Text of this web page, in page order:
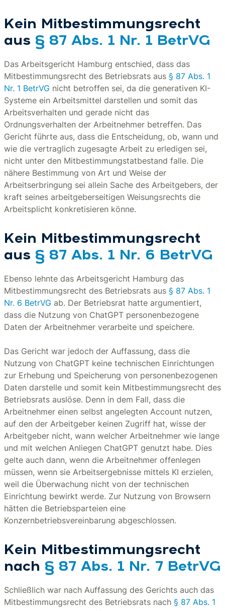
Kein Mitbestimmungsrecht
aus § 87 Abs. 1 Nr. 1 BetrVG
Das Arbeitsgericht Hamburg entschied, dass das
Mitbestimmungsrecht des Betriebsrats aus § 87 Abs. 1
Nr. 1 BetrVG nicht betroffen sei, da die generativen KI-
Systeme ein Arbeitsmittel darstellen und somit das
Arbeitsverhalten und gerade nicht das
Ordnungsverhalten der Arbeitnehmer betreffen. Das
Gericht führte aus, dass die Entscheidung, ob, wann und
wie die vertraglich zugesagte Arbeit zu erledigen sei,
nicht unter den Mitbestimmungstatbestand falle. Die
nähere Bestimmung von Art und Weise der
Arbeitserbringung sei allein Sache des Arbeitgebers, der
kraft seines arbeitgeberseitigen Weisungsrechts die
Arbeitsplicht konkretisieren könne.
Kein Mitbestimmungsrecht
aus § 87 Abs. 1 Nr. 6 BetrVG
Ebenso lehnte das Arbeitsgericht Hamburg das
Mitbestimmungsrecht des Betriebsrats aus § 87 Abs. 1
Nr. 6 BetrVG ab. Der Betriebsrat hatte argumentiert,
dass die Nutzung von ChatGPT personenbezogene
Daten der Arbeitnehmer verarbeite und speichere.
Das Gericht war jedoch der Auffassung, dass die
Nutzung von ChatGPT keine technischen Einrichtungen
zur Erhebung und Speicherung von personenbezogenen
Daten darstelle und somit kein Mitbestimmungsrecht des
Betriebsrats auslöse. Denn in dem Fall, dass die
Arbeitnehmer einen selbst angelegten Account nutzen,
auf den der Arbeitgeber keinen Zugriff hat, wisse der
Arbeitgeber nicht, wann welcher Arbeitnehmer wie lange
und mit welchen Anliegen ChatGPT genutzt habe. Dies
gelte auch dann, wenn die Arbeitnehmer offenlegen
müssen, wenn sie Arbeitsergebnisse mittels KI erzielen,
weil die Überwachung nicht von der technischen
Einrichtung bewirkt werde. Zur Nutzung von Browsern
hätten die Betriebsparteien eine
Konzernbetriebsvereinbarung abgeschlossen.
Kein Mitbestimmungsrecht
nach § 87 Abs. 1 Nr. 7 BetrVG
Schließlich war nach Auffassung des Gerichts auch das
Mitbestimmungsrecht des Betriebsrats nach § 87 Abs. 1